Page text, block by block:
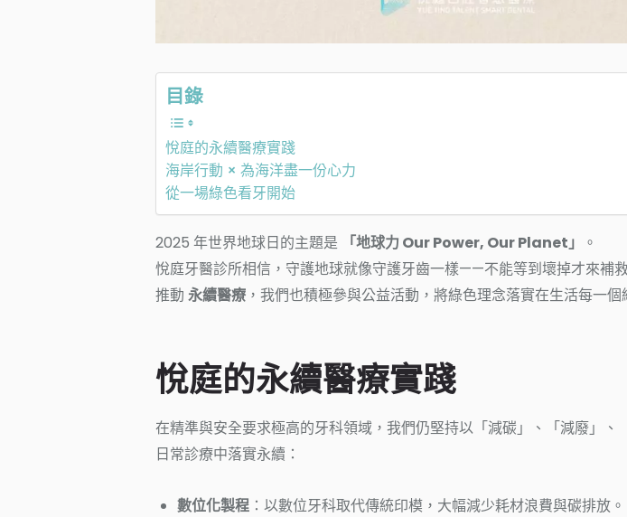
目錄
悅庭的永續醫療實踐
海岸行動 × 為海洋盡一份心力
從一場綠色看牙開始
2025 年世界地球日的主題是 「地球力 Our Power, Our Planet」
。
悅庭牙醫診所相信，守護地球就像守護牙齒一樣——不能等到壞掉才來補
推動 永續醫療 ，我們也積極參與公益活動，將綠色理念落實在生活每一個
悅庭的永續醫療實踐
在精準與安全要求極高的牙科領域，我們仍堅持以「減碳」、「減廢」、
日常診療中落實永續：
數位化製程 ：以數位牙科取代傳統印模，大幅減少耗材浪費與碳排放。